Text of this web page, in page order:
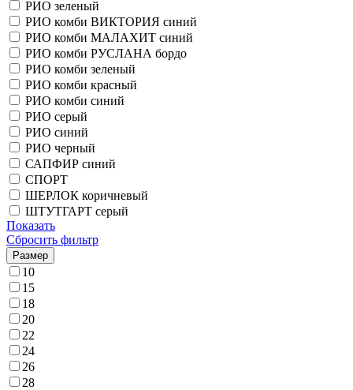
РИО зеленый
РИО комби ВИКТОРИЯ синий
РИО комби МАЛАХИТ синий
РИО комби РУСЛАНА бордо
РИО комби зеленый
РИО комби красный
РИО комби синий
РИО серый
РИО синий
РИО черный
САПФИР синий
СПОРТ
ШЕРЛОК коричневый
ШТУТГАРТ серый
Показать
Сбросить фильтр
Размер
10
15
18
20
22
24
26
28